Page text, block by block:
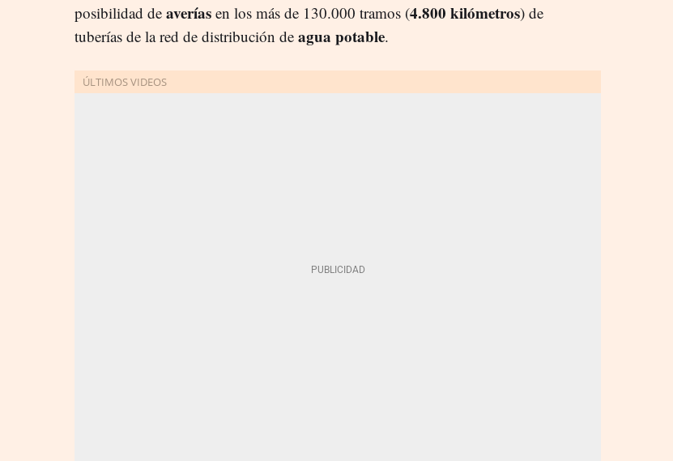
posibilidad de averías en los más de 130.000 tramos (4.800 kilómetros) de
tuberías de la red de distribución de agua potable.